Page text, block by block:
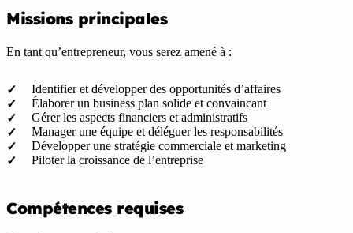
Missions principales
En tant qu’entrepreneur, vous serez amené à :
Identifier et développer des opportunités d’affaires
Élaborer un business plan solide et convaincant
Gérer les aspects financiers et administratifs
Manager une équipe et déléguer les responsabilités
Développer une stratégie commerciale et marketing
Piloter la croissance de l’entreprise
Compétences requises